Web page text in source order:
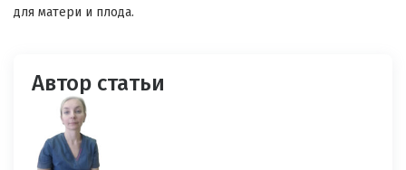
для матери и плода.
Автор статьи